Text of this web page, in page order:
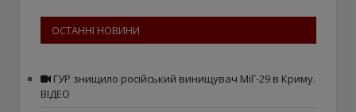
ОСТАННІ НОВИНИ
ГУР знищило російський винищувач МіГ-29 в Криму.
ВІДЕО